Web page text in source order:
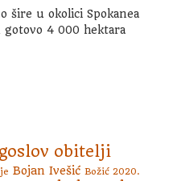
šire u okolici Spokanea
4 000 hektara
obitelji
Bojan Ivešić Božić 2020.